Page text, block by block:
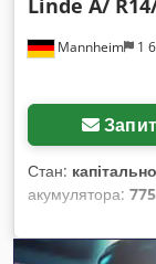
Mannheim 1
Linde A/
Стан:
акумулятора:
,
ширина:424 мм,